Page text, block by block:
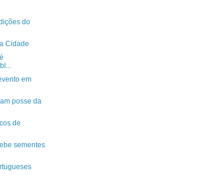
do
Cidade
em
posse da
de
sementes